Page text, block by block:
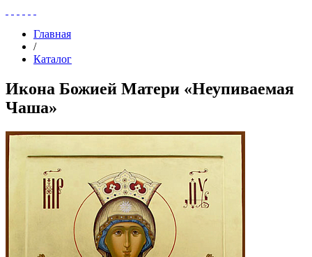
Главная
/
Каталог
Икона Божией Матери «Неупиваемая
Чаша»